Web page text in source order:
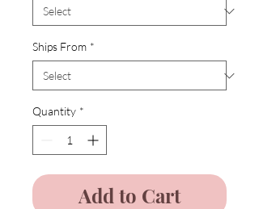
Ships From *
Quantity *
Add to Cart